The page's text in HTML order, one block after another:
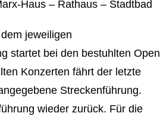
Haus – Rathaus – Stadtbad
jeweiligen
startet bei den bestuhlten Open
Konzerten fährt der letzte
Streckenführung.
wieder zurück. Für die